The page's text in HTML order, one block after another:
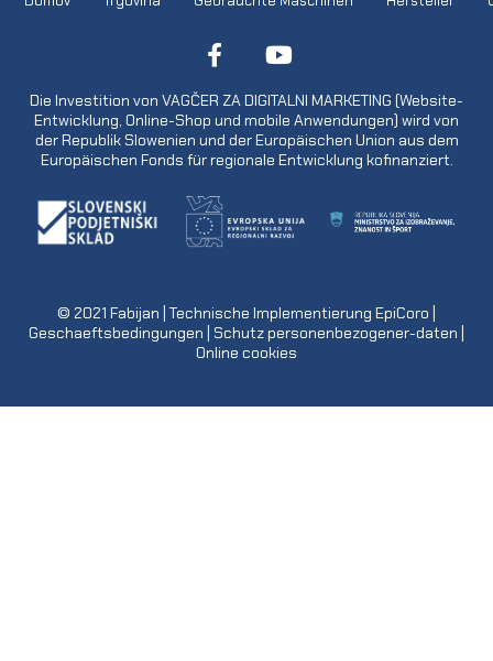
Die Investition von VAGČER ZA DIGITALNI MARKETING (Website-
Entwicklung, Online-Shop und mobile Anwendungen) wird von
der Republik Slowenien und der Europäischen Union aus dem
Europäischen Fonds für regionale Entwicklung kofinanziert.
© 2021 Fabijan | Technische Implementierung EpiCoro
Geschaeftsbedingungen Schutz personenbezogener-daten
Online cookies